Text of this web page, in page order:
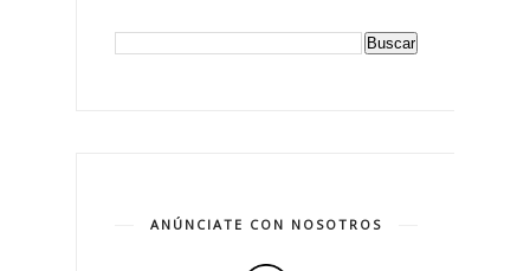
ANÚNCIATE CON NOSOTROS